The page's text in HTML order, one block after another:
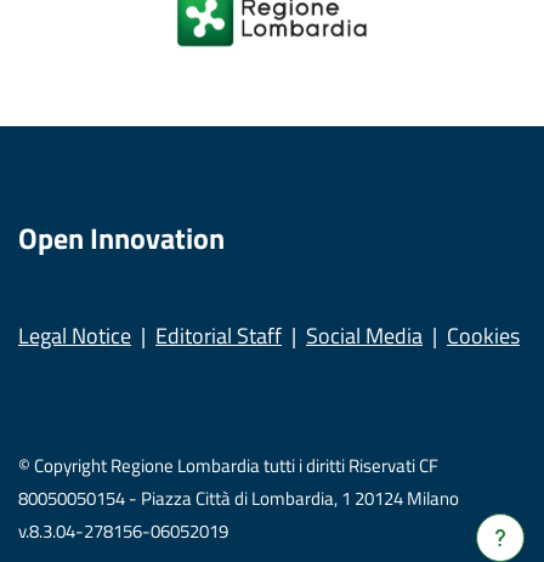
Verrà
Open Innovation
Legal Notice Editorial Staff Social Media Cookies
© Copyright Regione Lombardia tutti i diritti Riservati CF
80050050154 - Piazza Città di Lombardia, 1 20124 Milano
v.8.3.04-278156-06052019